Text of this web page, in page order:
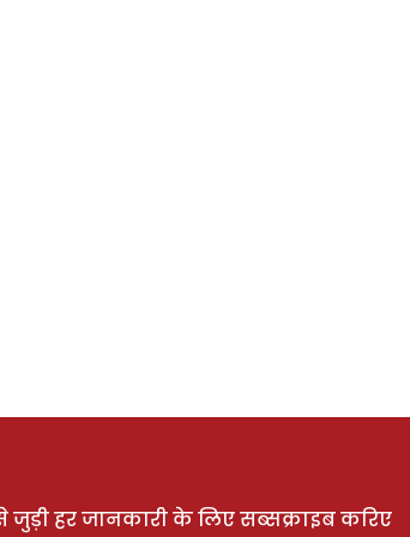
जुड़ी हर जानकारी के लिए सब्सक्राइब करिए